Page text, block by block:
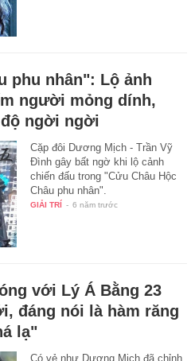
phu nhân": Lộ ảnh
người mỏng dính,
ngời ngời
Cặp đôi Dương Mịch - Trần Vỹ
Đình gây bất ngờ khi lộ cảnh
chiến đấu trong "Cửu Châu Hộc
Châu phu nhân".
GIẢI TRÍ - 6 năm trước
với Lý Á Bằng 23
đáng nói là hàm răng
lạ"
Có vẻ như Dương Mịch đã chỉnh